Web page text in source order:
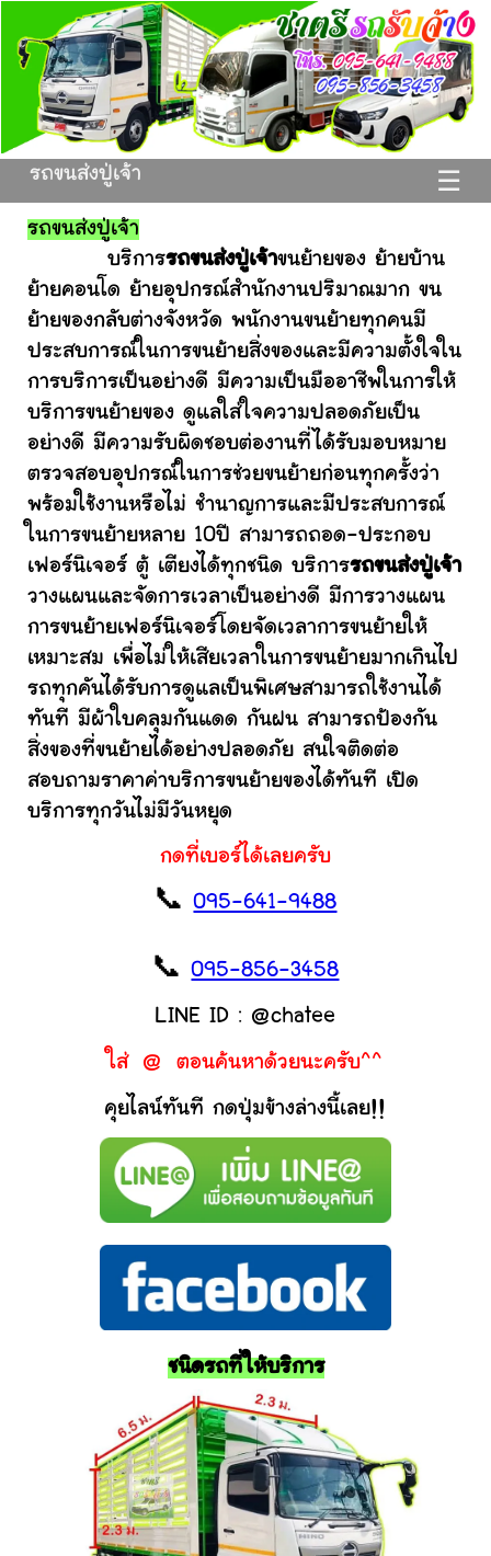
☰
รถขนส่งปู่เจ้า
รถขนส่งปู่เจ้า
บริการรถขนส่งปู่เจ้าขนย้ายของ ย้ายบ้าน
ย้ายคอนโด ย้ายอุปกรณ์สำนักงานปริมาณมาก ขน
ย้ายของกลับต่างจังหวัด พนักงานขนย้ายทุกคนมี
ประสบการณ์ในการขนย้ายสิ่งของและมีความตั้งใจใน
การบริการเป็นอย่างดี มีความเป็นมืออาชีพในการให้
บริการขนย้ายของ ดูแลใส่ใจความปลอดภัยเป็น
อย่างดี มีความรับผิดชอบต่องานที่ได้รับมอบหมาย
ตรวจสอบอุปกรณ์ในการช่วยขนย้ายก่อนทุกครั้งว่า
พร้อมใช้งานหรือไม่ ชำนาญการและมีประสบการณ์
ในการขนย้ายหลาย 10ปี สามารถถอด-ประกอบ
เฟอร์นิเจอร์ ตู้ เตียงได้ทุกชนิด บริการรถขนส่งปู่เจ้า
วางแผนและจัดการเวลาเป็นอย่างดี มีการวางแผน
การขนย้ายเฟอร์นิเจอร์โดยจัดเวลาการขนย้ายให้
เหมาะสม เพื่อไม่ให้เสียเวลาในการขนย้ายมากเกินไป
รถทุกคันได้รับการดูแลเป็นพิเศษสามารถใช้งานได้
ทันที มีผ้าใบคลุมกันแดด กันฝน สามารถป้องกัน
สิ่งของที่ขนย้ายได้อย่างปลอดภัย สนใจติดต่อ
สอบถามราคาค่าบริการขนย้ายของได้ทันที เปิด
บริการทุกวันไม่มีวันหยุด
กดที่เบอร์ได้เลยครับ
📞095-641-9488
📞095-856-3458
LINE ID : @chatee
ใส่ @ ตอนค้นหาด้วยนะครับ^^
คุยไลน์ทันที กดปุ่มข้างล่างนี้เลย!!
ชนิดรถที่ให้บริการ